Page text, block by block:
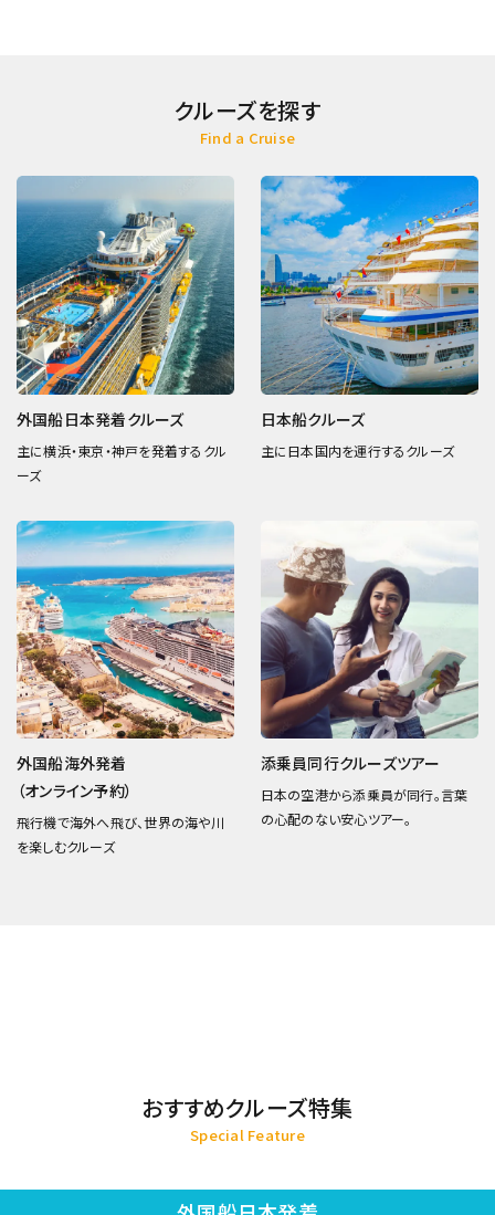
クルーズを探す
Find a Cruise
外国船日本発着クルーズ
主に横浜・東京・神戸を発着するクル
ーズ
日本船クルーズ
主に日本国内を運行するクルーズ
外国船海外発着
（オンライン予約）
飛行機で海外へ飛び、世界の海や川
を楽しむクルーズ
添乗員同行クルーズツアー
日本の空港から添乗員が同行。言葉
の心配のない安心ツアー。
おすすめクルーズ特集
Special Feature